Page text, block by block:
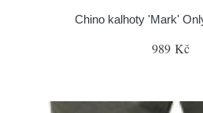
Chino kalhoty 'Mark'
989 Kč